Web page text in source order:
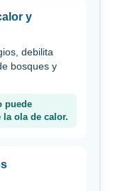
y
debilita
bosques y
puede
ola de calor.